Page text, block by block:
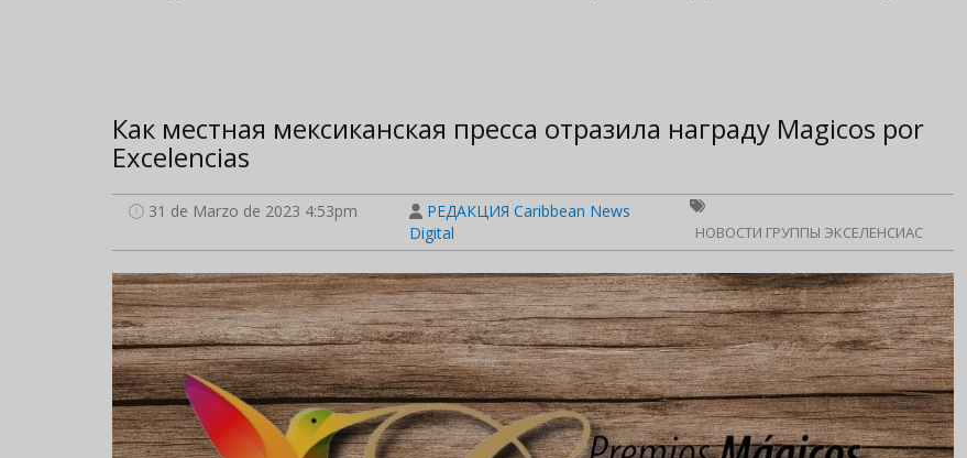
Как местная мексиканская пресса отразила награду Magicos por
Excelencias
31 de Marzo de 2023 4:53pm
РЕДАКЦИЯ Caribbean News
Digital
НОВОСТИ ГРУППЫ ЭКСЕЛЕНСИАС